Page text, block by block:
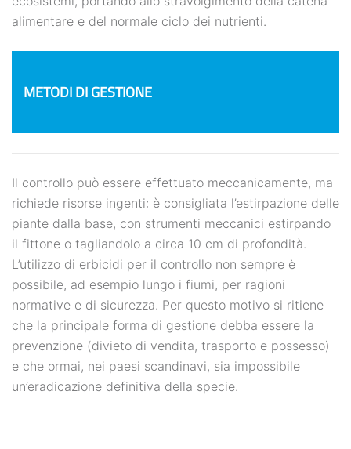
alimentare e del normale ciclo dei nutrienti.
METODI DI GESTIONE
Il controllo può essere effettuato meccanicamente, ma
richiede risorse ingenti: è consigliata l’estirpazione delle
piante dalla base, con strumenti meccanici estirpando
il fittone o tagliandolo a circa 10 cm di profondità.
L’utilizzo di erbicidi per il controllo non sempre è
possibile, ad esempio lungo i fiumi, per ragioni
normative e di sicurezza. Per questo motivo si ritiene
che la principale forma di gestione debba essere la
prevenzione (divieto di vendita, trasporto e possesso)
e che ormai, nei paesi scandinavi, sia impossibile
un’eradicazione definitiva della specie.